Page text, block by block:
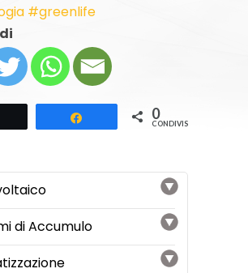
#greenlife
0
CONDIVISIONI
di Accumulo